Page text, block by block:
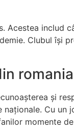
Acestea includ
Clubul își
romania
și
Cu un
momente